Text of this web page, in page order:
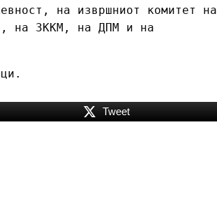
на извршниот комитет на
на ЗККМ, на ДПМ и на
Tweet